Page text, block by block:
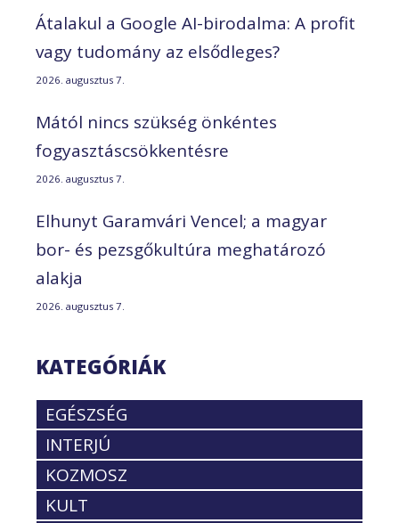
Átalakul a Google AI-birodalma: A profit
vagy tudomány az elsődleges?
2026. augusztus 7.
Mától nincs szükség önkéntes
fogyasztáscsökkentésre
2026. augusztus 7.
Elhunyt Garamvári Vencel; a magyar
bor- és pezsgőkultúra meghatározó
alakja
2026. augusztus 7.
KATEGÓRIÁK
EGÉSZSÉG
INTERJÚ
KOZMOSZ
KULT